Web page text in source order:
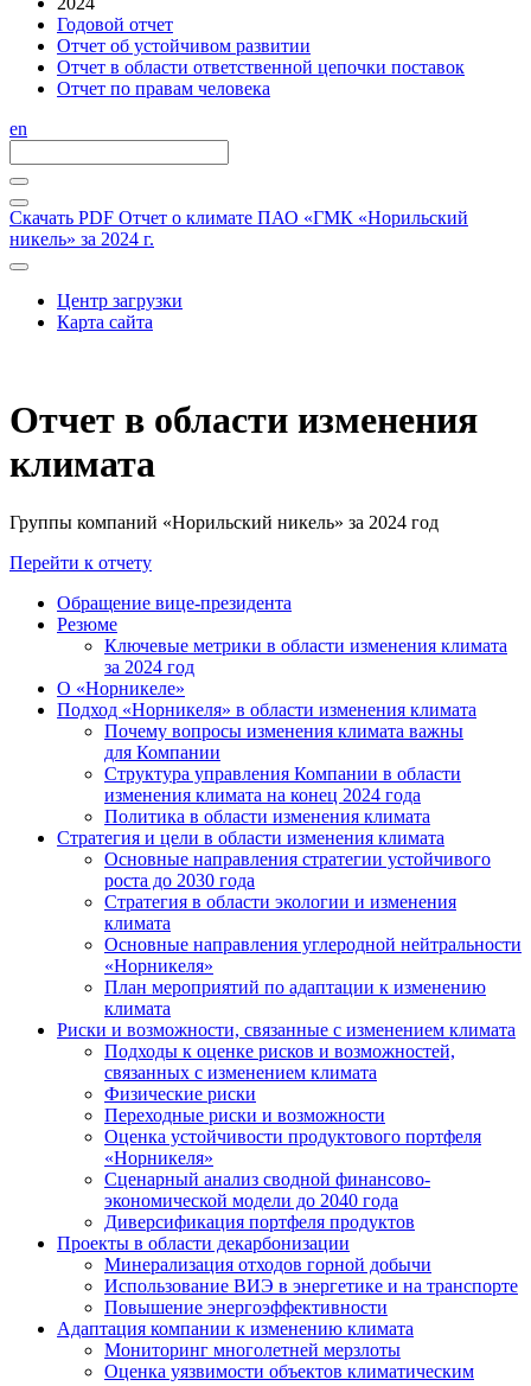
Годовой отчет
Отчет об устойчивом развитии
Отчет в области ответственной цепочки поставок
Отчет по правам человека
en
Скачать PDF Отчет о климате ПАО «ГМК «Норильский
никель» за 2024 г.
Центр загрузки
Карта сайта
Отчет в области изменения
климата
Группы компаний «Норильский никель» за 2024 год
Перейти к отчету
Обращение вице-президента
Резюме
Ключевые метрики в области изменения климата
за 2024 год
О «Норникеле»
Подход «Норникеля» в области изменения климата
Почему вопросы изменения климата важны
для Компании
Структура управления Компании в области
изменения климата на конец 2024 года
Политика в области изменения климата
Стратегия и цели в области изменения климата
Основные направления стратегии устойчивого
роста до 2030 года
Стратегия в области экологии и изменения
климата
Основные направления углеродной нейтральности
«Норникеля»
План мероприятий по адаптации к изменению
климата
Риски и возможности, связанные с изменением климата
Подходы к оценке рисков и возможностей,
связанных с изменением климата
Физические риски
Переходные риски и возможности
Оценка устойчивости продуктового портфеля
«Норникеля»
Сценарный анализ сводной финансово-
экономической модели до 2040 года
Диверсификация портфеля продуктов
Проекты в области декарбонизации
Минерализация отходов горной добычи
Использование ВИЭ в энергетике и на транспорте
Повышение энергоэффективности
Адаптация компании к изменению климата
Мониторинг многолетней мерзлоты
Оценка уязвимости объектов климатическим